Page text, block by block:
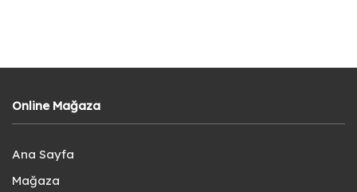
Online Mağaza
Ana Sayfa
Mağaza